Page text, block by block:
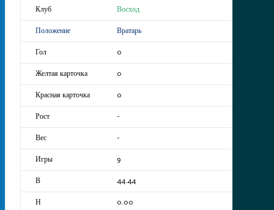
Восход
Вратарь
0
0
0
-
-
9
44.44
0.00